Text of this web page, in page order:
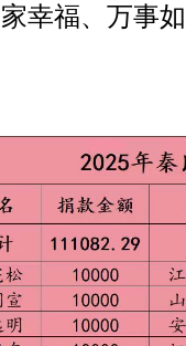
幸福、万事